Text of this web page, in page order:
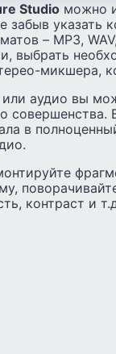
Studio можно
забыв указать
– MP3,
выбрать
микшера,
аудио вы
в
контраст и